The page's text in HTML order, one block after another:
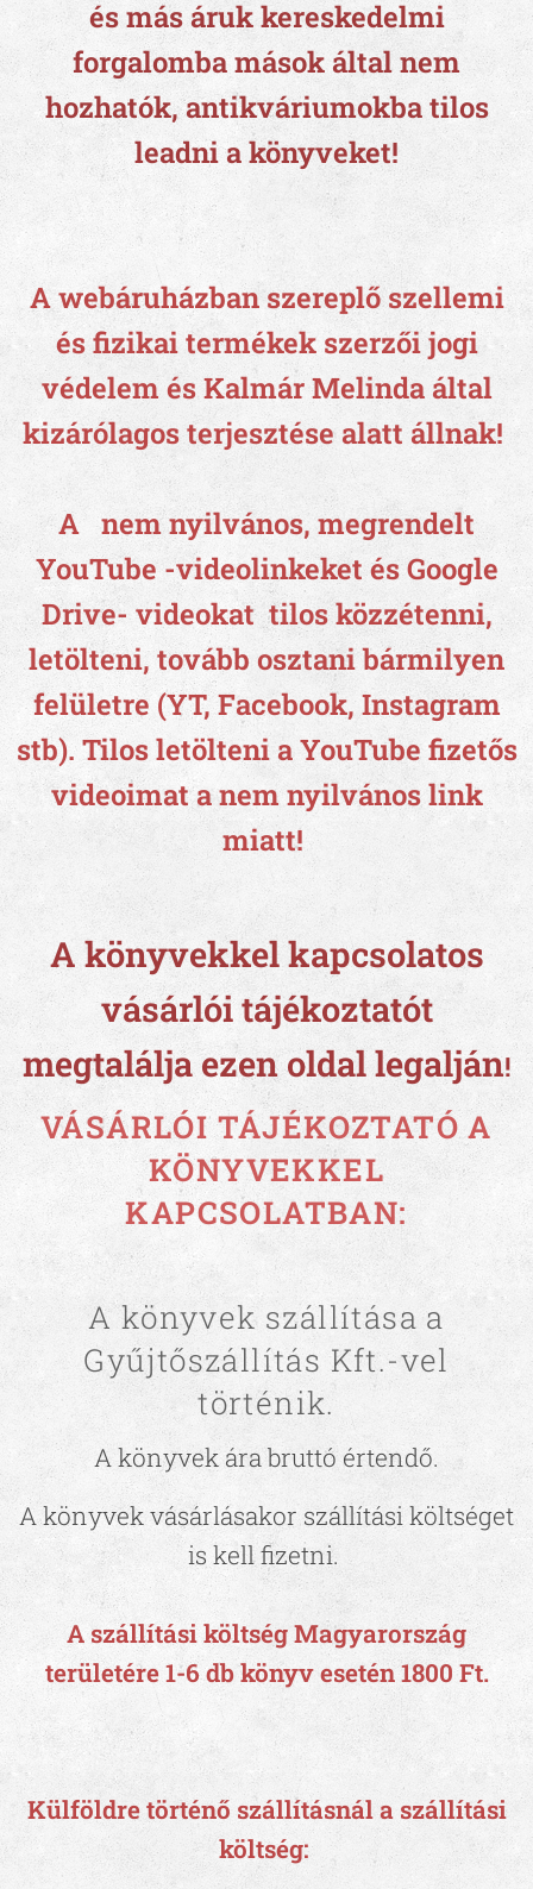
és más áruk kereskedelmi
forgalomba mások által nem
hozhatók, antikváriumokba tilos
leadni a könyveket!
A webáruházban szereplő szellemi
és fizikai termékek szerzői jogi
védelem és Kalmár Melinda által
kizárólagos terjesztése alatt állnak!
A nem nyilvános, megrendelt
YouTube -videolinkeket és Google
Drive- videokat tilos közzétenni,
letölteni, tovább osztani bármilyen
felületre (YT, Facebook, Instagram
stb). Tilos letölteni a YouTube fizetős
videoimat a nem nyilvános link
miatt!
A könyvekkel kapcsolatos
vásárlói tájékoztatót
megtalálja ezen oldal legalján!
VÁSÁRLÓI TÁJÉKOZTATÓ A
KÖNYVEKKEL
KAPCSOLATBAN:
A könyvek szállítása a
Gyűjtőszállítás Kft.-vel
történik.
A könyvek ára bruttó értendő.
A könyvek vásárlásakor szállítási költséget
is kell fizetni.
A szállítási költségMagyarország
területére 1-6 db könyv esetén 1800 Ft.
Külföldre történő szállításnál a szállítási
költség: